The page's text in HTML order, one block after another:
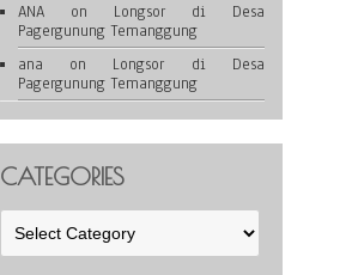
ANAon Longsor di Desa
Pagergunung Temanggung
ana on Longsor di Desa
Pagergunung Temanggung
CATEGORIES
Categories